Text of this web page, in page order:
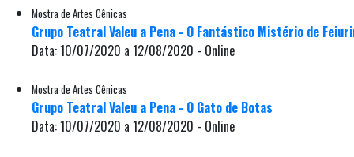
Mostra de Artes Cênicas
Grupo Teatral Valeu a Pena - O Fantástico Mistério de
Data: 10/07/2020 a 12/08/2020 - Online
Mostra de Artes Cênicas
Grupo Teatral Valeu a Pena - O Gato de Botas
Data: 10/07/2020 a 12/08/2020 - Online